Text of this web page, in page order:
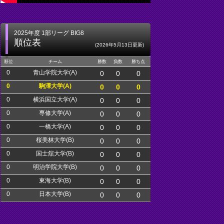
2025年度 1部リーグ BIG8
順位表 (2026年5月13日更新)
順位 チーム 勝数 負数 勝ち点
0 青山学院大学(A) 0 0 0
0 駒澤大学(A) 0 0 0
0 横浜国立大学(A) 0 0 0
0 専修大学(A) 0 0 0
0 一橋大学(A) 0 0 0
0 桜美林大学(B) 0 0 0
0 国士舘大学(B) 0 0 0
0 明治学院大学(B) 0 0 0
0 東海大学(B) 0 0 0
0 日本大学(B) 0 0 0